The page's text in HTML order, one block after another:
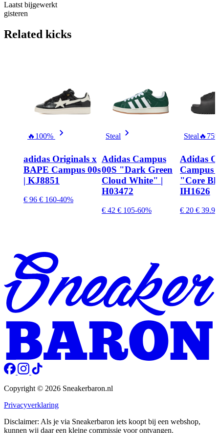
Laatst bijgewerkt
gisteren
Related kicks
🔥 100%
adidas Originals x
BAPE Campus 00s
| KJ8851
€ 96 € 160-40%
Steal
Adidas Campus
00S "Dark Green
Cloud White" |
H03472
€ 42 € 105-60%
Steal 🔥
Adidas
Campus
"Core
IH1626
€ 20 € 39.99
Copyright © 2026 Sneakerbaron.nl
Privacyverklaring
Disclaimer: Als je via Sneakerbaron iets koopt bij een webshop,
kunnen wij daar een kleine commissie voor ontvangen.